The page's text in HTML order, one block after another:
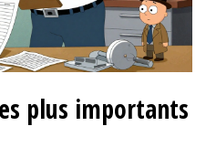
plus importants